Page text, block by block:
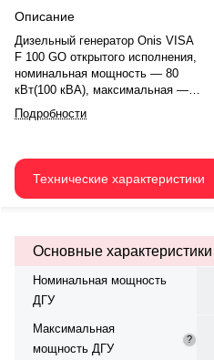
Описание
Дизельный генератор Onis VISA
F 100 GO открытого исполнения,
номинальная мощность — 80
кВт(100 кВА), максимальная —
88 кВт (120 кВА). Двигатель
IVECO N45 TM2A, рядное, 4.0-
оборотов. Система охлаждения
— жидкостная. Частота
230/400 В, 50 Гц, . Расход
топлива: 15.3 л/ч при 75%..
75% мощности — 10.5 ч. Вес —
1230 кг, габариты:
Производство: Италия, гарантия
— 12 месяцев или 1000
Подробности
Технические характеристики
Основные характеристики
Номинальная мощность
ДГУ
Максимальная
мощность ДГУ
?